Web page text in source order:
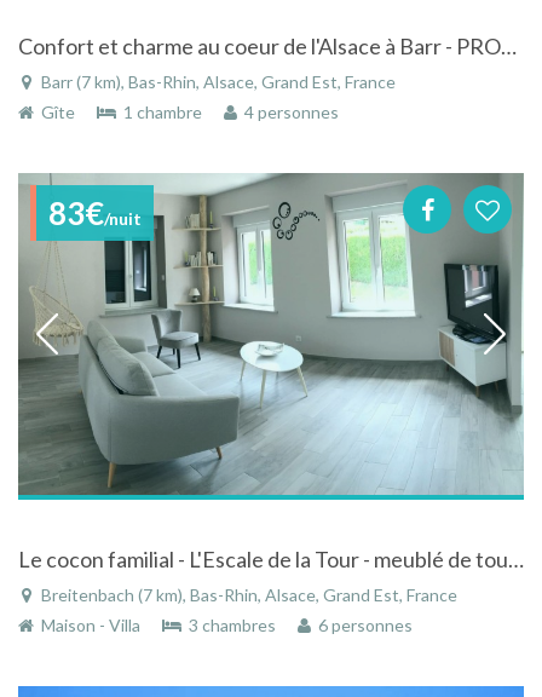
Confort et charme au coeur de l'Alsace à Barr - PROMO AOUT
Barr (7 km), Bas-Rhin, Alsace, Grand Est, France
Gîte
1 chambre 4 personnes
83€/nuit
Le cocon familial - L'Escale de la Tour - meublé de tourisme 4**** - Alsace
Breitenbach (7 km), Bas-Rhin, Alsace, Grand Est, France
Maison - Villa
3 chambres 6 personnes